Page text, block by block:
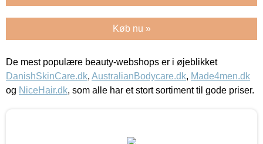
Køb nu »
De mest populære beauty-webshops er i øjeblikket
DanishSkinCare.dk, AustralianBodycare.dk, Made4men.dk
og NiceHair.dk, som alle har et stort sortiment til gode priser.